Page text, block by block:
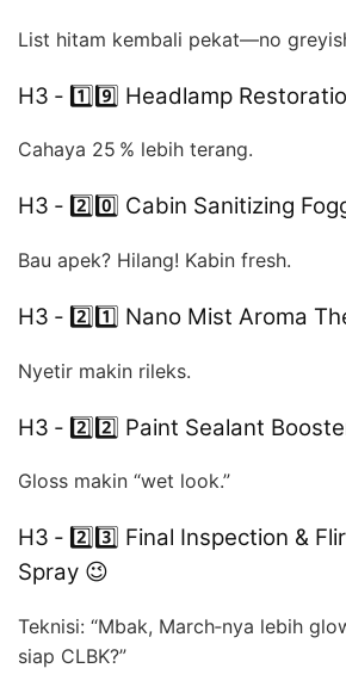
List hitam kembali pekat—no
H3 ‑ 1️⃣9️⃣ Headlamp
Cahaya 25 % lebih terang.
H3 ‑ 2️⃣0️⃣ Cabin Sanitizing
Bau apek? Hilang! Kabin fresh.
H3 ‑ 2️⃣1️⃣ Nano Mist Aroma
Nyetir makin rileks.
H3 ‑ 2️⃣2️⃣ Paint Sealant
Gloss makin “wet look.”
H3 ‑ 2️⃣3️⃣ Final Inspection &
Spray 😉
Teknisi: “Mbak, March‑nya lebih
siap CLBK?”